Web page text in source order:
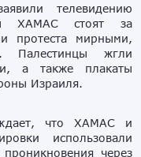
телевидению
ХАМАС стоят за
протеста мирными,
Палестинцы жгли
а также плакаты
Израиля.
что ХАМАС и
использовали
через